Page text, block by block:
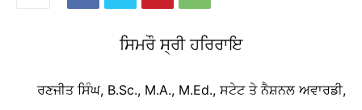
ਸਿਮਰੌ ਸ੍ਰੀ ਹਰਿਰਾਇ
ਰਣਜੀਤ ਸਿੰਘ, B.Sc., M.A., M.Ed., ਸਟੇਟ ਤੇ ਨੈਸ਼ਨਲ ਅਵਾਰਡੀ,